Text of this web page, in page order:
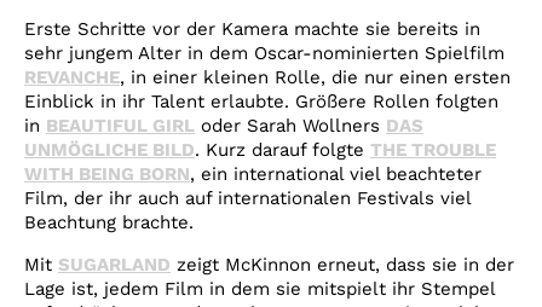
Erste Schritte vor der Kamera machte sie bereits in
sehr jungem Alter in dem Oscar-nominierten Spielfilm
REVANCHE, in einer kleinen Rolle, die nur einen ersten
Einblick in ihr Talent erlaubte. Größere Rollen folgten
in BEAUTIFUL GIRL oder Sarah Wollners DAS
UNMÖGLICHE BILD. Kurz darauf folgte THE TROUBLE
WITH BEING BORN, ein international viel beachteter
Film, der ihr auch auf internationalen Festivals viel
Beachtung brachte.
Mit SUGARLAND zeigt McKinnon erneut, dass sie in der
Lage ist, jedem Film in dem sie mitspielt ihr Stempel